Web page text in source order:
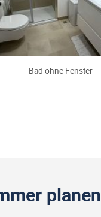
Bad ohne Fenster
planen